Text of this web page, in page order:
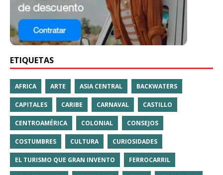
ETIQUETAS
AFRICA ARTE ASIA CENTRAL BACKWATERS
CAPITALES CARIBE CARNAVAL CASTILLO
CENTROAMÉRICA COLONIAL CONSEJOS
COSTUMBRES CULTURA CURIOSIDADES
EL TURISMO QUE GRAN INVENTO FERROCARRIL